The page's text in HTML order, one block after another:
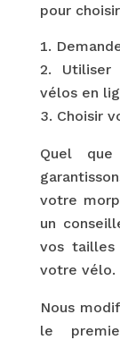
pour
vélos en
Choisir
Quel
votre
un
vos
votre vélo.
Nous
le